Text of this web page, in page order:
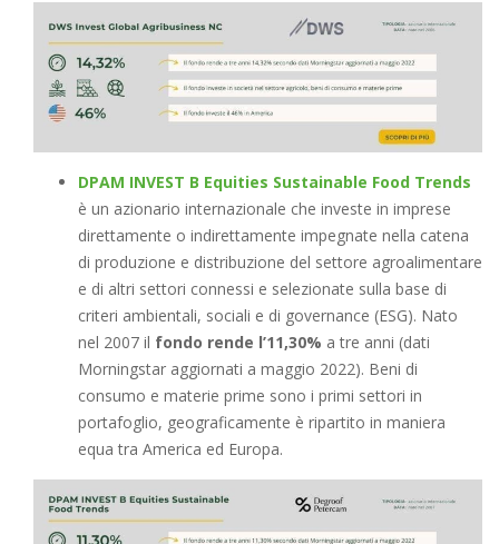
DPAM INVEST B Equities Sustainable Food Trends
è un azionario internazionale che investe in imprese
direttamente o indirettamente impegnate nella catena
di produzione e distribuzione del settore agroalimentare
e di altri settori connessi e selezionate sulla base di
criteri ambientali, sociali e di governance (ESG). Nato
nel 2007 il fondo rende l’11,30% a tre anni (dati
Morningstar aggiornati a maggio 2022). Beni di
consumo e materie prime sono i primi settori in
portafoglio, geograficamente è ripartito in maniera
equa tra America ed Europa.